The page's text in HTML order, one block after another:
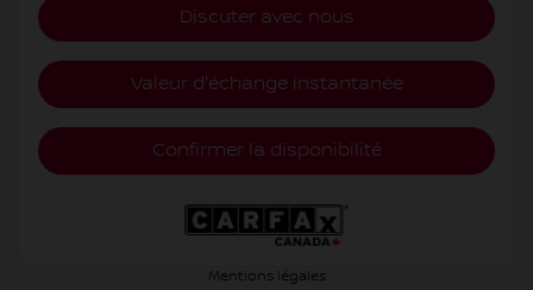
Discuter avec nous
Valeur d'échange instantanée
Confirmer la disponibilité
Mentions légales